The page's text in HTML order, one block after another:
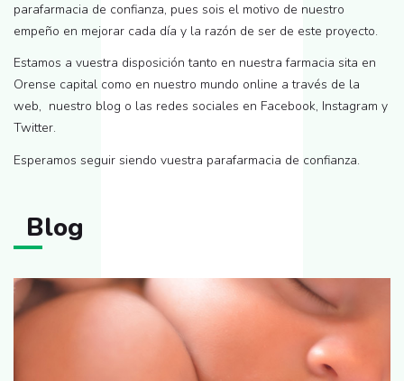
parafarmacia de confianza, pues sois el motivo de nuestro
empeño en mejorar cada día y la razón de ser de este proyecto.
Estamos a vuestra disposición tanto en nuestra farmacia sita en
Orense capital como en nuestro mundo online a través de la
web, nuestro blog o las redes sociales en Facebook, Instagram y
Twitter.
Esperamos seguir siendo vuestra parafarmacia de confianza.
Blog